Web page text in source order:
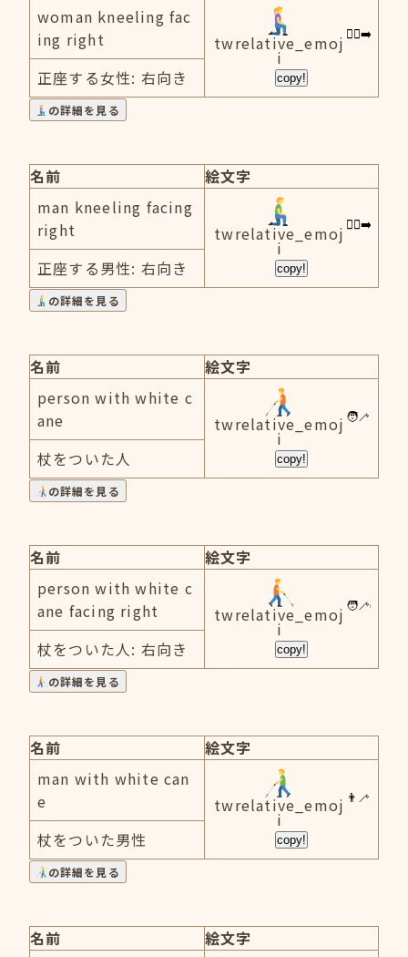
woman kneeling fac
ing right
twrelative_emoj
i
copy!
正座する女性: 右向き
の詳細を見る
名前
絵文字
man kneeling facing
right
twrelative_emoj
i
copy!
正座する男性: 右向き
の詳細を見る
名前
絵文字
person with white c
ane
twrelative_emoj
i
copy!
杖をついた人
の詳細を見る
名前
絵文字
person with white c
ane facing right
twrelative_emoj
i
copy!
杖をついた人: 右向き
の詳細を見る
名前
絵文字
man with white can
e
twrelative_emoj
i
copy!
杖をついた男性
の詳細を見る
名前
絵文字